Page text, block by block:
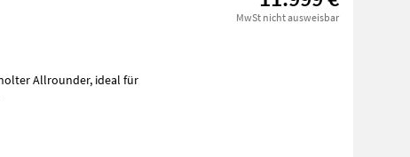
MwSt nicht ausweisbar